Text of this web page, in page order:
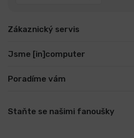
Zákaznický servis
Jsme [in]computer
Poradíme vám
Staňte se našimi fanoušky